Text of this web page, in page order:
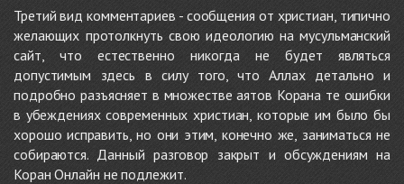
Третий вид комментариев - сообщения от христиан, типично
желающих протолкнуть свою идеологию на мусульманский
сайт, что естественно никогда не будет являться
допустимым здесь в силу того, что Аллах детально и
подробно разъясняет в множестве аятов Корана те ошибки
в убеждениях современных христиан, которые им было бы
хорошо исправить, но они этим, конечно же, заниматься не
собираются. Данный разговор закрыт и обсуждениям на
Коран Онлайн не подлежит.